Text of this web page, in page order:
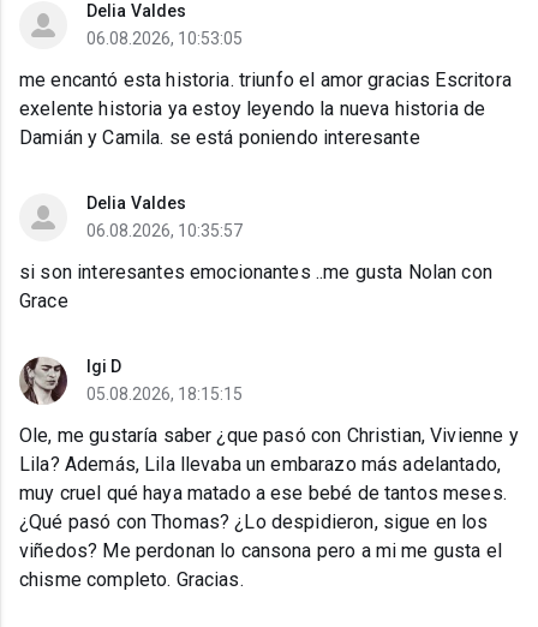
Delia Valdes
06.08.2026, 10:53:05
me encantó esta historia. triunfo el amor gracias Escritora
exelente historia ya estoy leyendo la nueva historia de
Damián y Camila. se está poniendo interesante
Delia Valdes
06.08.2026, 10:35:57
si son interesantes emocionantes ..me gusta Nolan con
Grace
Igi D
05.08.2026, 18:15:15
Ole, me gustaría saber ¿que pasó con Christian, Vivienne y
Lila? Además, Lila llevaba un embarazo más adelantado,
muy cruel qué haya matado a ese bebé de tantos meses.
¿Qué pasó con Thomas? ¿Lo despidieron, sigue en los
viñedos? Me perdonan lo cansona pero a mi me gusta el
chisme completo. Gracias.